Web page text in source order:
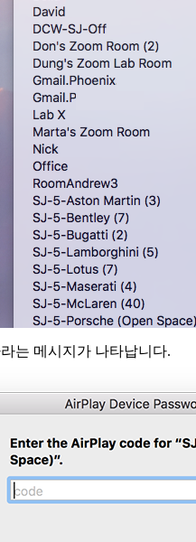
는 메시지가 나타납니다.